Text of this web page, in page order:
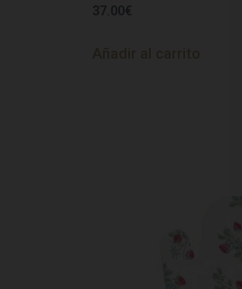
37.00€